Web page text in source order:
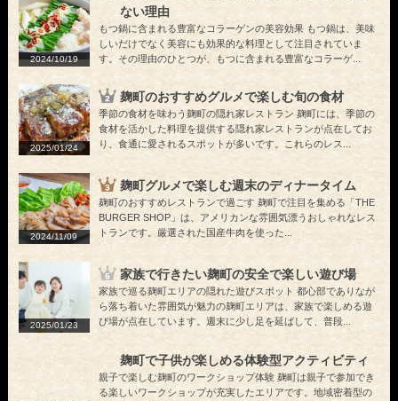
2024/10/19
ない理由
もつ鍋に含まれる豊富なコラーゲンの美容効果 もつ鍋は、美味
しいだけでなく美容にも効果的な料理として注目されていま
す。その理由のひとつが、もつに含まれる豊富なコラーゲ...
2025/01/24
麹町のおすすめグルメで楽しむ旬の食材
季節の食材を味わう麹町の隠れ家レストラン 麹町には、季節の
食材を活かした料理を提供する隠れ家レストランが点在してお
り、食通に愛されるスポットが多いです。これらのレス...
2024/11/09
麹町グルメで楽しむ週末のディナータイム
麹町のおすすめレストランで過ごす 麹町で注目を集める「THE
BURGER SHOP」は、アメリカンな雰囲気漂うおしゃれなレス
トランです。厳選された国産牛肉を使った...
2025/01/23
家族で行きたい麹町の安全で楽しい遊び場
家族で巡る麹町エリアの隠れた遊びスポット 都心部でありなが
ら落ち着いた雰囲気が魅力の麹町エリアは、家族で楽しめる遊
び場が点在しています。週末に少し足を延ばして、普段...
麹町で子供が楽しめる体験型アクティビティ
親子で楽しむ麹町のワークショップ体験 麹町は親子で参加でき
る楽しいワークショップが充実したエリアです。地域密着型の